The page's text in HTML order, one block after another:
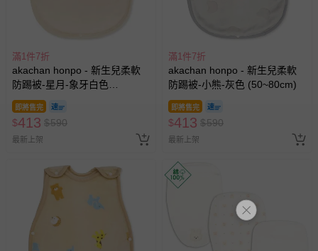
滿1件7折
akachan honpo - 新生兒柔軟
防踢被-星月-象牙白色
(50~80cm)
即將售完
$413 $590
最新上架
滿1件7折
akachan honpo - 新生兒柔軟
防踢被-小熊-灰色 (50~80cm)
即將售完
$413 $590
最新上架